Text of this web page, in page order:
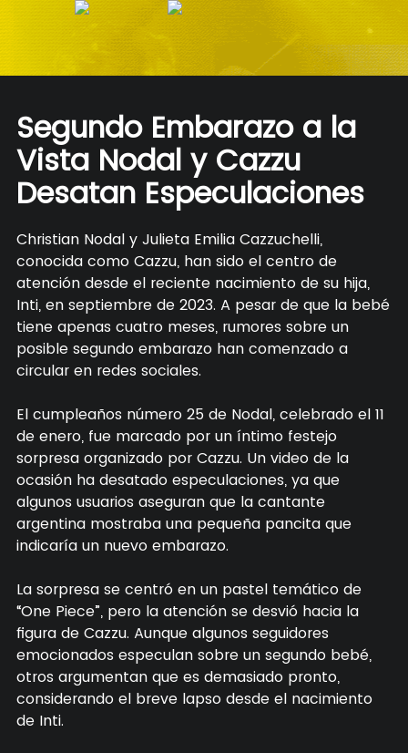
Segundo Embarazo a la
Vista Nodal y Cazzu
Desatan Especulaciones
Christian Nodal y Julieta Emilia Cazzuchelli,
conocida como Cazzu, han sido el centro de
atención desde el reciente nacimiento de su hija,
Inti, en septiembre de 2023. A pesar de que la bebé
tiene apenas cuatro meses, rumores sobre un
posible segundo embarazo han comenzado a
circular en redes sociales.
El cumpleaños número 25 de Nodal, celebrado el 11
de enero, fue marcado por un íntimo festejo
sorpresa organizado por Cazzu. Un video de la
ocasión ha desatado especulaciones, ya que
algunos usuarios aseguran que la cantante
argentina mostraba una pequeña pancita que
indicaría un nuevo embarazo.
La sorpresa se centró en un pastel temático de
“One Piece”, pero la atención se desvió hacia la
figura de Cazzu. Aunque algunos seguidores
emocionados especulan sobre un segundo bebé,
otros argumentan que es demasiado pronto,
considerando el breve lapso desde el nacimiento
de Inti.